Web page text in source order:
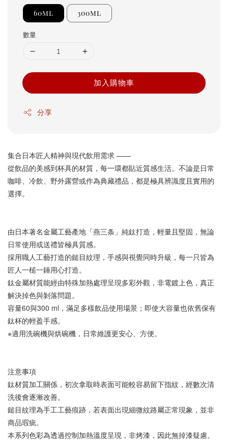
60ml 300ml
數量
加入購物車
分享
集合日本匠人精神與現代飲用需求 ——
從飲品的美感到杯具的材質，每一環都貼近質感生活。不論是日常
咖啡、冷飲、野外露營或作為典藏禮品，都是極具辨識度且實用的
選擇。
由日本著名金屬工藝產地「燕三条」純鈦打造，輕量且堅固，無論
日常使用或送禮皆極具質感。
採用職人工藝打造的鎚目紋理，手感與視覺同時升級，每一只皆為
匠人一槌一錘用心打造。
鈦金屬材質能經由特殊加熱處理呈現多彩外觀，非電鍍上色，真正
解決掉色與剝落問題。
容量60與300 ml，滿足多樣飲品使用場景；即使大容量也依舊保有
鈦杯的輕盈手感。
※適用洗碗機與烘碗機，日常維護更安心、方便。
注意事項
鈦材質加工關係，初次拿取時表面可能較容易留下指紋，經數次清
洗後會逐漸改善。
鎚目紋理為手工工藝痕跡，若表面出現細微紋路屬正常現象，並非
商品瑕疵。
本系列色彩為透過控制加熱溫度呈現，非烤漆，因此無掉漆疑慮。